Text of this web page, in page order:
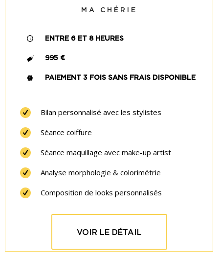
MA CHÉRIE
ENTRE 6 ET 8 HEURES
995 €
PAIEMENT 3 FOIS SANS FRAIS DISPONIBLE
Bilan personnalisé avec les stylistes
Séance coiffure
Séance maquillage avec make-up artist
Analyse morphologie & colorimétrie
Composition de looks personnalisés
VOIR LE DÉTAIL